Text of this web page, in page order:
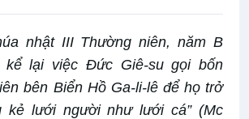
nhật III Thường niên, năm B
kể lại việc Đức Giê-su gọi bốn
bên Biển Hồ Ga-li-lê để họ trở
kẻ lưới người như lưới cá” (Mc